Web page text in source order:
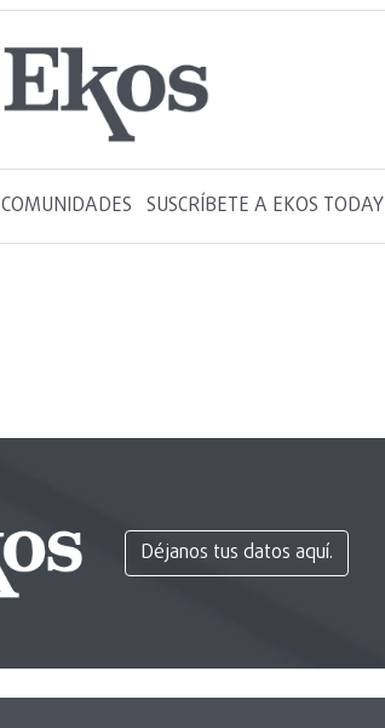
COMUNIDADES SUSCRÍBETE A EKOS TODAY
Déjanos tus datos aquí.